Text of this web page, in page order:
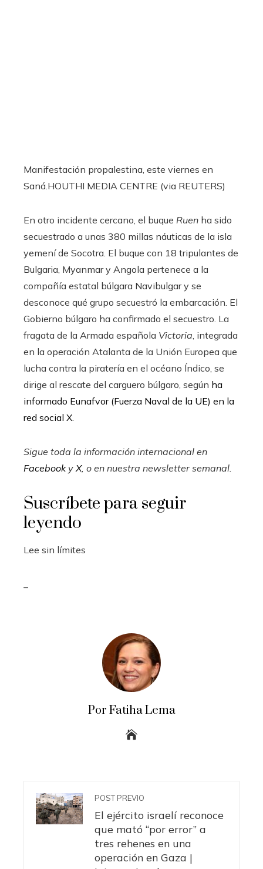
Manifestación propalestina, este viernes en
Saná. HOUTHI MEDIA CENTRE (via REUTERS)
En otro incidente cercano, el buque Ruen ha sido
secuestrado a unas 380 millas náuticas de la isla
yemení de Socotra. El buque con 18 tripulantes de
Bulgaria, Myanmar y Angola pertenece a la
compañía estatal búlgara Navibulgar y se
desconoce qué grupo secuestró la embarcación. El
Gobierno búlgaro ha confirmado el secuestro. La
fragata de la Armada española Victoria , integrada
en la operación Atalanta de la Unión Europea que
lucha contra la piratería en el océano Índico, se
dirige al rescate del carguero búlgaro, según ha
informado Eunafvor (Fuerza Naval de la UE) en la
red social X.
Sigue toda la información internacional en
Facebooky X, o en nuestra newsletter semanal
Suscríbete para seguir
leyendo
Lee sin límites
Por Fatiha Lema
POST PREVIO
El ejército israelí reconoce
que mató “por error” a
tres rehenes en una
operación en Gaza |